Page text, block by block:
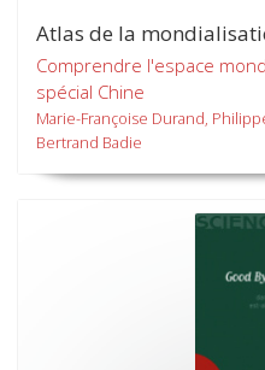
Atlas de la
Comprendre l'espace
spécial Chine
Marie-Françoise Durand,
Bertrand Badie